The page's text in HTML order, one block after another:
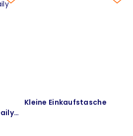
Kleine Einkaufstasche